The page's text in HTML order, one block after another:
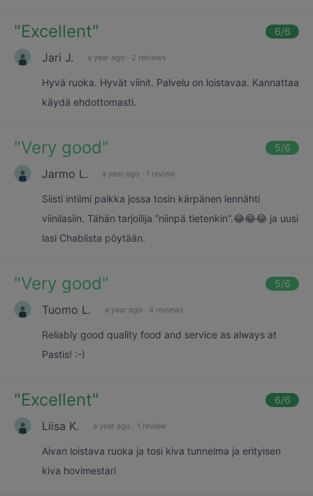
"Excellent" 6/6
Jari J. a year ago · 2 reviews
Hyvä ruoka. Hyvät viinit. Palvelu on loistavaa. Kannattaa
käydä ehdottomasti.
"Very good" 5/6
Jarmo L. a year ago · 1 review
Siisti intiimi paikka jossa tosin kärpänen lennähti
viinilasiin. Tähän tarjoilija ”niinpä tietenkin”.😂😂😂 ja uusi
lasi Chablista pöytään.
"Very good" 5/6
Tuomo L. a year ago · 4 reviews
Reliably good quality food and service as always at
Pastis! :-)
"Excellent" 6/6
Liisa K. a year ago · 1 review
Aivan loistava ruoka ja tosi kiva tunnelma ja erityisen
kiva hovimestari